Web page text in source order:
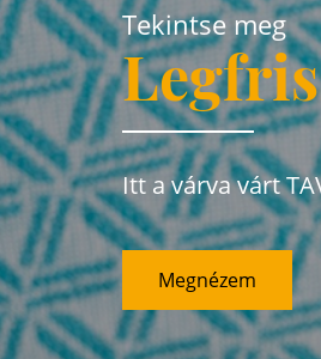
Tekintse meg
Itt a várva várt
Megnézem